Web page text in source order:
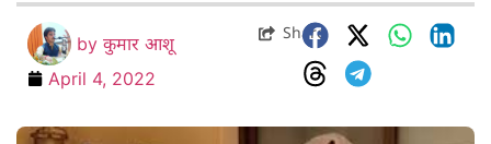
by कुमार आशू
April 4, 2022
Share